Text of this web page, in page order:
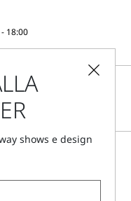
18:00
shows e design